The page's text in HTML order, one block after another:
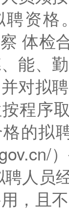
聘资格
察 体
能、
对拟
程序
的拟
人员
，且